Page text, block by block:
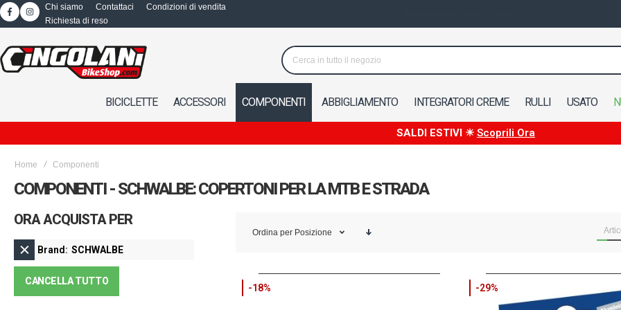
Chi siamo Contattaci
Condizioni di vendita
Richiesta di reso
BICICLETTE ACCESSORI COMPONENTI ABBIGLIAMENTO INTEGRATORI CREME RULLI USATO
SALDI ESTIVI ☀ Scoprili Ora
Home Componenti
COMPONENTI - SCHWALBE: COPERTONI PER LA MTB E STRADA
Ordina per Posizione
-18% -29%
ORA ACQUISTA PER
Brand SCHWALBE
CANCELLA TUTTO